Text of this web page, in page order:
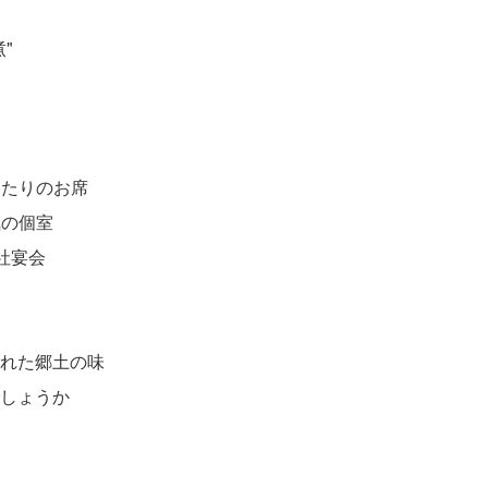
"
りのお席
個室
宴会
た郷土の味
ょうか